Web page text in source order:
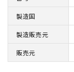
製造国
製造販売元
販売元